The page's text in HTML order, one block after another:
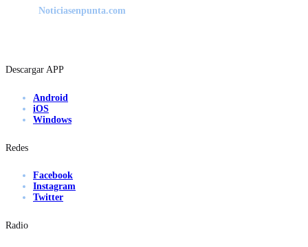
Noticiasenpunta.com
Descargar APP
Android
iOS
Windows
Redes
Facebook
Instagram
Twitter
Radio